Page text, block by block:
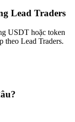
Lead Traders
USDT hoặc token
theo Lead Traders.